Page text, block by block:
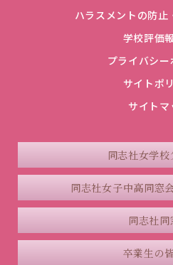
ハラスメントの防止
学校評価
プライバシー
サイトポ
サイトマ
同志社女学
同志社女子中高同窓
同志社同
卒業生の